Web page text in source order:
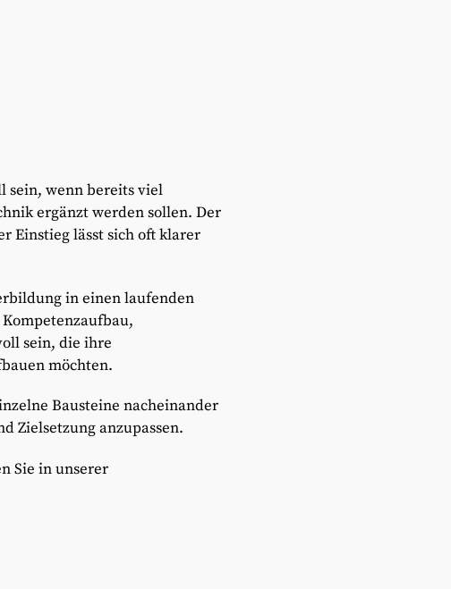
sein, wenn bereits viel
ergänzt werden sollen. Der
Einstieg lässt sich oft klarer
in einen laufenden
sein, die ihre
möchten.
Bausteine nacheinander
Zielsetzung anzupassen.
Sie in unserer